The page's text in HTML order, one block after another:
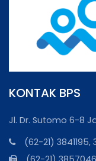
KONTAK BPS
Jl. Dr. Sutomo 6-8
(62-21) 3841195,